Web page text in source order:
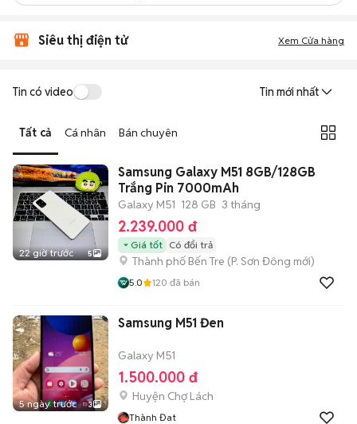
Giao dịch minh bạch: Việc gặp gỡ trực tiếp giúp người mua
tin đăng.
địa điểm giao nhận, chốt giao dịch nhanh chóng khi đạt được
Siêu thị điện tử Xem Cửa hàng
Tin có video Tin mới nhất
Tất cả Cá nhân Bán chuyên
22 giờ trước 5
Samsung Galaxy M51 8GB/128GB
Trắng Pin 7000mAh
Galaxy M51 128 GB 3 tháng
2.239.000 đ
Giá tốt Có đổi trả
Thành phố Bến Tre (P. Sơn Đông mới)
5.0 120 đã bán
5 ngày trước 3
Samsung M51 Đen
Galaxy M51
1.500.000 đ
Huyện Chợ Lách
Thành Đat